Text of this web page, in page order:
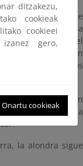
un pájaro de
quedo y lanza
otro escribano, el
y sólo deja oír un
el amarillo de los
totovía, desde un
de una familia
la alondra sigue
ditzakezu,
cookieak
cookieei
gero,
Onartu cookieak